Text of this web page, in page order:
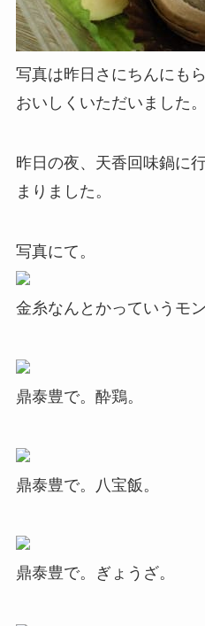
写真は昨日さにちんにも
おいしくいただいました。
昨日の夜、天香回味鍋に
まりました。
写真にて。
金糸なんとかっていうモ
鼎泰豊で。酔鶏。
鼎泰豊で。八宝飯。
鼎泰豊で。ぎょうざ。